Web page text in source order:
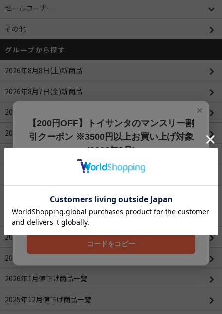
セールコーナー
その他
グループから探す
2026年8月8日(土)新商品
2026年8月7日(金)新商品
2026年8月6日(木)新商品
2026年8月5日(水)新商品
ROBOTIMEシリーズ
2026年4月値下げ商品一覧(更新：2026/04/16)
2026年3月値下げ商品一覧
2026年2月値下げ商品一覧
2026年1月値下げ商品一覧
2025年12月値下げ商品一覧
×
【200円OFF】トイサンタのマンスリー割
引クーポン ※3500円以上お買い上げ対象
(2026年8月)
【200円OFFクーポン】3500円以上お買上げでご利用可能
です!! 8月1日～8月31日まで
202608
コードをコピー